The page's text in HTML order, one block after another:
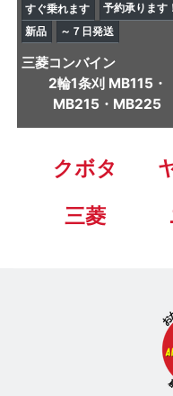
すぐ乗れます
予約承ります！
新品
～７日発送
三菱コンバイン
2輪1条刈 MB115・
MB215・MB225
クボタ
三菱